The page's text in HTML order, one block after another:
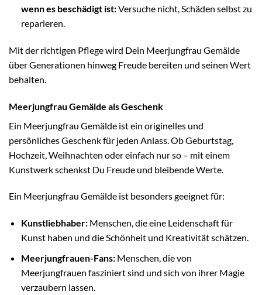
wenn es beschädigt ist:Versuche nicht, Schäden selbst zu
reparieren.
Mit der richtigen Pflege wird Dein Meerjungfrau Gemälde
über Generationen hinweg Freude bereiten und seinen Wert
behalten.
Meerjungfrau Gemälde als Geschenk
Ein Meerjungfrau Gemälde ist ein originelles und
persönliches Geschenk für jeden Anlass. Ob Geburtstag,
Hochzeit, Weihnachten oder einfach nur so – mit einem
Kunstwerk schenkst Du Freude und bleibende Werte.
Ein Meerjungfrau Gemälde ist besonders geeignet für:
Kunstliebhaber:Menschen, die eine Leidenschaft für
Kunst haben und die Schönheit und Kreativität schätzen.
Meerjungfrauen-Fans:Menschen, die von
Meerjungfrauen fasziniert sind und sich von ihrer Magie
verzaubern lassen.